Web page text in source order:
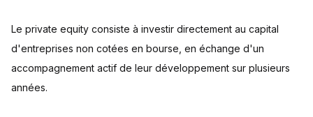
Le private equity consiste à investir directement au capital
d'entreprises non cotées en bourse, en échange d'un
accompagnement actif de leur développement sur plusieurs
années.